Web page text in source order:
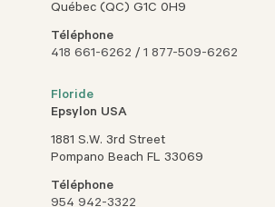
Québec (QC) G1C 0H9
Téléphone
418 661-6262 /1 877-509-6262
Floride
Epsylon USA
1881 S.W. 3rd Street
Pompano Beach FL 33069
Téléphone